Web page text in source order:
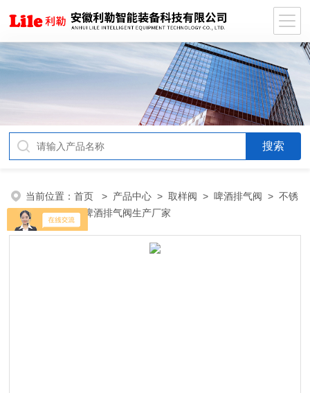
当前位置：首页 > 产品中心 >取样阀 >啤酒排气阀 > 不锈
钢米勒卫生级啤酒排气阀生产厂家